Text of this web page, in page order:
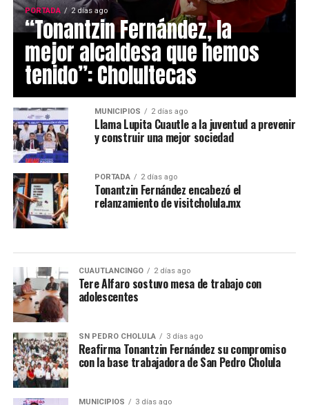
PORTADA 2 días ago
“Tonantzin Fernández, la
mejor alcaldesa que hemos
tenido”: Cholultecas
MUNICIPIOS 2 días ago
Llama Lupita Cuautle a la juventud a prevenir
y construir una mejor sociedad
PORTADA 2 días ago
Tonantzin Fernández encabezó el
relanzamiento de visitcholula.mx
CUAUTLANCINGO 2 días ago
Tere Alfaro sostuvo mesa de trabajo con
adolescentes
SN PEDRO CHOLULA 3 días ago
Reafirma Tonantzin Fernández su compromiso
con la base trabajadora de San Pedro Cholula
MUNICIPIOS 3 días ago